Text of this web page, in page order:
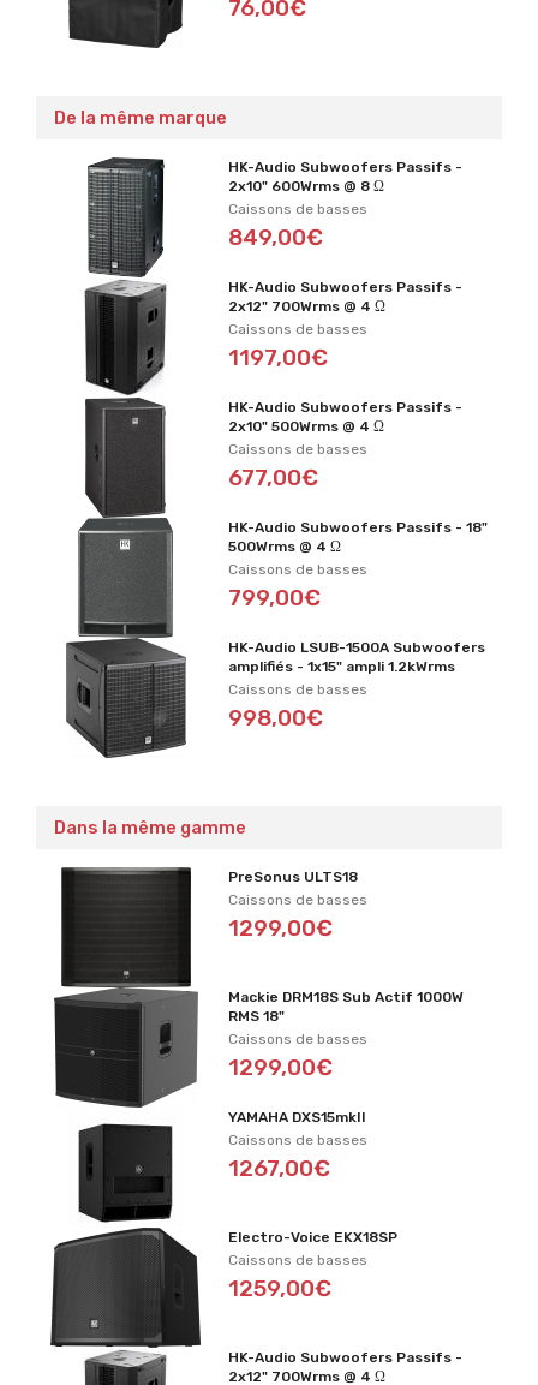
76,00€
De la même marque
HK-Audio Subwoofers Passifs -
2x10" 600Wrms @ 8 Ω
Caissons de basses
849,00€
HK-Audio Subwoofers Passifs -
2x12" 700Wrms @ 4 Ω
Caissons de basses
1197,00€
HK-Audio Subwoofers Passifs -
2x10" 500Wrms @ 4 Ω
Caissons de basses
677,00€
HK-Audio Subwoofers Passifs - 18"
500Wrms @ 4 Ω
Caissons de basses
799,00€
HK-Audio LSUB-1500A Subwoofers
amplifiés - 1x15" ampli 1.2kWrms
Caissons de basses
998,00€
Dans la même gamme
PreSonus ULTS18
Caissons de basses
1299,00€
Mackie DRM18S Sub Actif 1000W
RMS 18"
Caissons de basses
1299,00€
YAMAHA DXS15mkII
Caissons de basses
1267,00€
Electro-Voice EKX18SP
Caissons de basses
1259,00€
HK-Audio Subwoofers Passifs -
2x12" 700Wrms @ 4 Ω